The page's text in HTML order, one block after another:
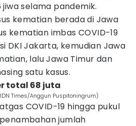
jiwa selama pandemik.
kematian berada di Jawa
kematian imbas COVID-19
DKI Jakarta, kemudian Jawa
lalu Jawa Timur dan
satu kasus.
total 68 juta
Times/Anggun Puspitoningrum)
COVID-19 hingga pukul
jumlah